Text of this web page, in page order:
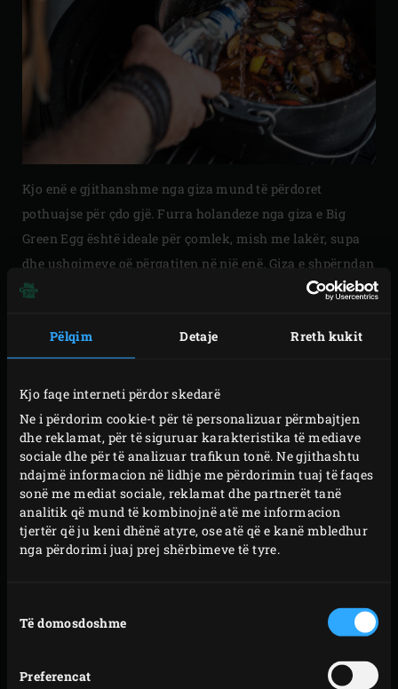
Pëlqim Detaje Rreth kukit
Kjo faqe interneti përdor skedarë
Ne i përdorim cookie-t për të personalizuar përmbajtjen
dhe reklamat, për të siguruar karakteristika të mediave
sociale dhe për të analizuar trafikun tonë. Ne gjithashtu
ndajmë informacion në lidhje me përdorimin tuaj të faqes
sonë me mediat sociale, reklamat dhe partnerët tanë
analitik që mund të kombinojnë atë me informacion
tjertër që ju keni dhënë atyre, ose atë që e kanë mbledhur
nga përdorimi juaj prej shërbimeve të tyre.
Të domosdoshme
Preferencat
Kjo enë e gjithanshme nga giza mund të përdoret
pothuajse për çdo gjë. Furra holandeze nga giza e Big
Green Egg është ideale për çomlek, mish me lakër, supa
dhe ushqimeve që përgatiten në një enë. Giza e shpërndan
nxehtësinë në të gjithë enën dhe kapaku i rëndë i furrës
Ose përdoreni pa kapak për t’i dhënë të gjithë përbërësëve
tuaj atë shijen unike të Big Green Egg. Pa marrë parasysh
se cili opsion zgjidhni, mishi i gatuar ngadalë do të
mbetet lezetshëm i lëngët dhe i butë. Kurioz? Kthehuni
sërish pas 4 orëve …
Lerjani furrës holandeze nga giza të kujdeset për zierjen,
zierjen e ngadalë, pjekjen, roston dhe/ose gatimin me
avull në Big Green Egg tuaj, në pllakë ose në furrë. Dhe
kur të keni mbaruar (përfundimisht)? Ju mund ta
një kapacitet prej 5.2 litra. Vajoseni atë herë pas here me